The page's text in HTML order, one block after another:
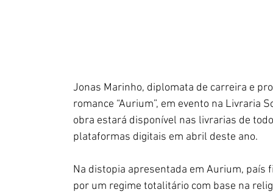
Jonas Marinho, diplomata de carreira e
romance “Aurium”, em evento na Livraria
obra estará disponível nas livrarias de
plataformas digitais em abril deste ano.
Na distopia apresentada em Aurium, país
por um regime totalitário com base na